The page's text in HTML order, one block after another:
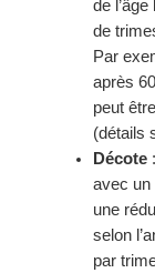
de
de
Par
après
peut
(détails
Décote:
avec un
une
selon
par